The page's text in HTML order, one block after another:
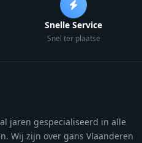
Snelle Service
Snel ter plaatse
jaren gespecialiseerd in alle
Wij zijn over gans Vlaanderen